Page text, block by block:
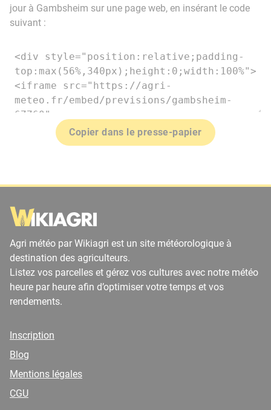
jour à Gambsheim sur une page web, en insérant le code
suivant :
Copier dans le presse-papier
Agri météo par Wikiagri est un site météorologique à
destination des agriculteurs.
Listez vos parcelles et gérez vos cultures avec notre météo
heure par heure afin d’optimiser votre temps et vos
rendements.
Inscription
Blog
Mentions légales
CGU